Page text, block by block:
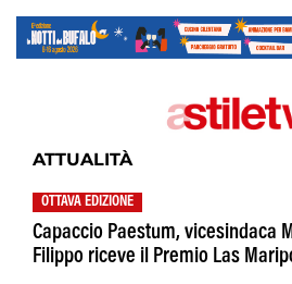
ATTUALITÀ
OTTAVA EDIZIONE
Capaccio Paestum, vicesindaca
Filippo riceve il Premio Las